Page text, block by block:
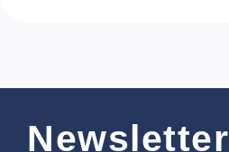
Newsletter